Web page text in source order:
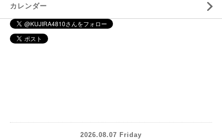
カレンダー
2026.08.07 Friday